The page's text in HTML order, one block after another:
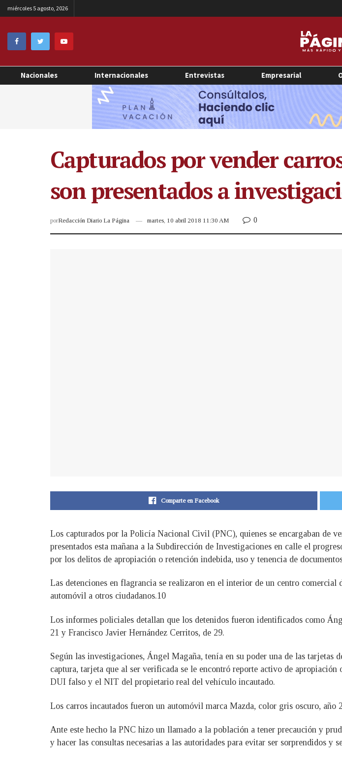
miércoles 5 agosto, 2026
Nacionales Internacionales Entrevistas Empresarial
Capturados por vender
son presentados a
porRedacción Diario La Página martes, 10 abril 2018 11:30 AM 0
Comparte en Facebook
Los capturados por la Policía Nacional Civil (PNC), quienes se encargaban de
presentados esta mañana a la Subdirección de Investigaciones en calle el
por los delitos de apropiación o retención indebida, uso y tenencia de
Las detenciones en flagrancia se realizaron en el interior de un centro
automóvil a otros ciudadanos.10
Los informes policiales detallan que los detenidos fueron identificados como
21 y Francisco Javier Hernández Cerritos, de 29.
Según las investigaciones, Ángel Magaña, tenía en su poder una de las
captura, tarjeta que al ser verificada se le encontró reporte activo de
DUI falso y el NIT del propietario real del vehículo incautado.
Los carros incautados fueron un automóvil marca Mazda, color gris oscuro,
Ante este hecho la PNC hizo un llamado a la población a tener precaución y
y hacer las consultas necesarias a las autoridades para evitar ser sorprendidos y